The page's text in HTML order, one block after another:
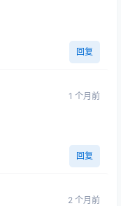
回复
1 个月前
回复
2 个月前